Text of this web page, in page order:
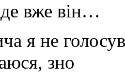
вже він…
я не
зно